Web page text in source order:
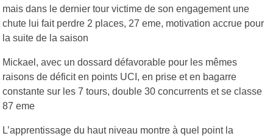
mais dans le dernier tour victime de son engagement une
chute lui fait perdre 2 places, 27 eme, motivation accrue pour
la suite de la saison
Mickael, avec un dossard défavorable pour les mêmes
raisons de déficit en points UCI, en prise et en bagarre
constante sur les 7 tours, double 30 concurrents et se classe
87 eme
L’apprentissage du haut niveau montre à quel point la